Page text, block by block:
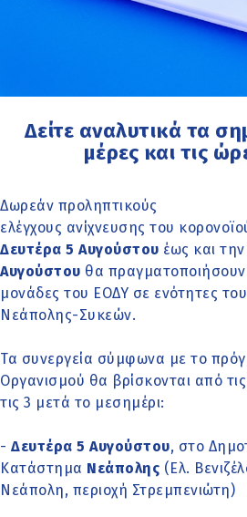
Δείτε αναλυτικά τα
μέρες και τις
Δωρεάν προληπτικούς
ελέγχους ανίχνευσης του
Δευτέρα 5 Αυγούστου έως και την
Αυγούστου θα πραγματοποιήσουν
μονάδες του ΕΟΔΥ σε ενότητες
Νεάπολης-Συκεών.
Τα συνεργεία σύμφωνα με το
Οργανισμού θα βρίσκονται από
τις 3 μετά το μεσημέρι:
- Δευτέρα 5 Αυγούστου, στο
Κατάστημα Νεάπολης (Ελ.
Νεάπολη, περιοχή Στρεμπενιώτη)